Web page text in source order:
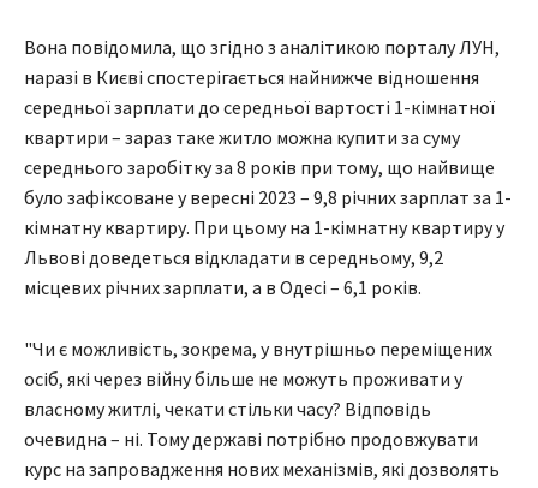
Вона повідомила, що згідно з аналітикою порталу ЛУН,
наразі в Києві спостерігається найнижче відношення
середньої зарплати до середньої вартості 1-кімнатної
квартири – зараз таке житло можна купити за суму
середнього заробітку за 8 років при тому, що найвище
було зафіксоване у вересні 2023 – 9,8 річних зарплат за 1-
кімнатну квартиру. При цьому на 1-кімнатну квартиру у
Львові доведеться відкладати в середньому, 9,2
місцевих річних зарплати, а в Одесі – 6,1 років.
"Чи є можливість, зокрема, у внутрішньо переміщених
осіб, які через війну більше не можуть проживати у
власному житлі, чекати стільки часу? Відповідь
очевидна – ні. Тому державі потрібно продовжувати
курс на запровадження нових механізмів, які дозволять